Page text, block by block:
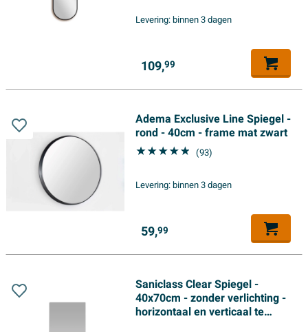
Levering:binnen 3 dagen
109,99
Adema Exclusive Line Spiegel -
rond - 40cm - frame mat zwart
(93)
Levering:binnen 3 dagen
59,99
Saniclass Clear Spiegel -
40x70cm - zonder verlichting -
horizontaal en verticaal te